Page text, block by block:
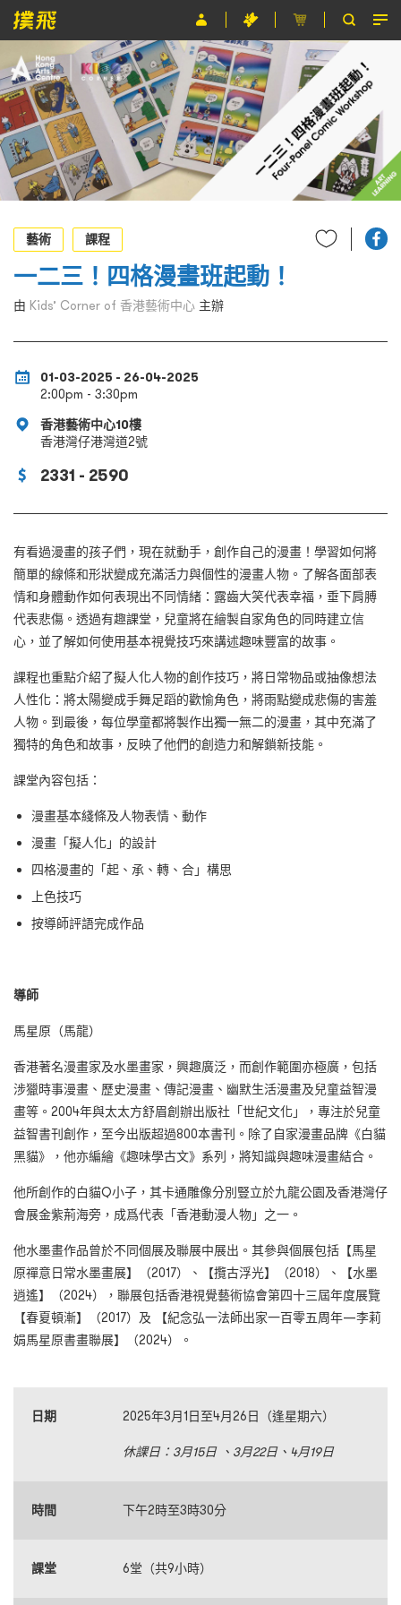
節目
主辦單位
關於撲飛
條款及細則
EN
藝術
課程
一二三！四格漫畫班起動！
由 Kids’ Corner of 香港藝術中心 主辦
01-03-2025 - 26-04-2025
2:00pm - 3:30pm
香港藝術中心10樓
香港灣仔港灣道2號
2331 - 2590
有看過漫畫的孩子們，現在就動手，創作自己的漫畫！學習如何將
簡單的線條和形狀變成充滿活力與個性的漫畫人物。了解各面部表
情和身體動作如何表現出不同情緒：露齒大笑代表幸福，垂下肩膊
代表悲傷。透過有趣課堂，兒童將在繪製自家角色的同時建立信
心，並了解如何使用基本視覺技巧來講述趣味豐富的故事。
課程也重點介紹了擬人化人物的創作技巧，將日常物品或抽像想法
人性化：將太陽變成手舞足蹈的歡愉角色，將雨點變成悲傷的害羞
人物。到最後，每位學童都將製作出獨一無二的漫畫，其中充滿了
獨特的角色和故事，反映了他們的創造力和解鎖新技能。
課堂內容包括：
漫畫基本綫條及人物表情、動作
漫畫「擬人化」的設計
四格漫畫的「起、承、轉、合」構思
上色技巧
按導師評語完成作品
導師
馬星原（馬龍）
香港著名漫畫家及水墨畫家，興趣廣泛，而創作範圍亦極廣，包括
涉獵時事漫畫、歷史漫畫、傳記漫畫、幽默生活漫畫及兒童益智漫
畫等。2004年與太太方舒眉創辦出版社「世紀文化」，專注於兒童
益智書刊創作，至今出版超過800本書刊。除了自家漫畫品牌《白貓
黑貓》，他亦編繪《趣味學古文》系列，將知識與趣味漫畫結合。
他所創作的白貓Q小子，其卡通雕像分別豎立於九龍公園及香港灣仔
會展金紫荊海旁，成爲代表「香港動漫人物」之一。
他水墨畫作品曾於不同個展及聯展中展出。其參與個展包括【馬星
原禪意日常水墨畫展】（2017）、【攬古浮光】（2018）、【水墨
逍遙】（2024），聯展包括香港視覺藝術協會第四十三屆年度展覽
【春夏頓漸】（2017）及 【紀念弘一法師出家一百零五周年—李莉
娟馬星原書畫聯展】（2024）。
日期 2025年3月1日至4月26日（逢星期六）
休課日：3月15日 、3月22日、4月19日
時間 下午2時至3時30分
課堂 6堂（共9小時）